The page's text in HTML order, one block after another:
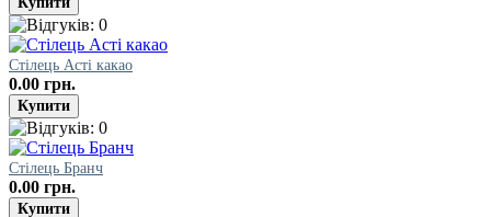
Стілець Асті какао
0.00 грн.
Стілець Бранч
0.00 грн.